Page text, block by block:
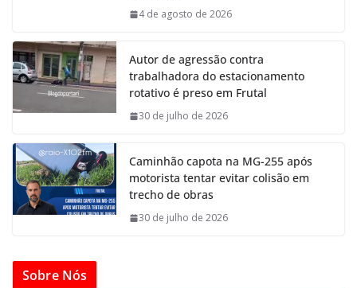
4 de agosto de 2026
Autor de agressão contra
trabalhadora do estacionamento
rotativo é preso em Frutal
30 de julho de 2026
Caminhão capota na MG-255 após
motorista tentar evitar colisão em
trecho de obras
30 de julho de 2026
Sobre Nós